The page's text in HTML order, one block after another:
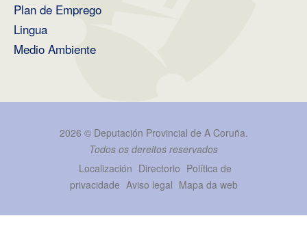
Plan de Emprego
Lingua
Medio Ambiente
2026 © Deputación Provincial de A Coruña.
Todos os dereitos reservados
Localización Directorio Política de
privacidade Aviso legal Mapa da web